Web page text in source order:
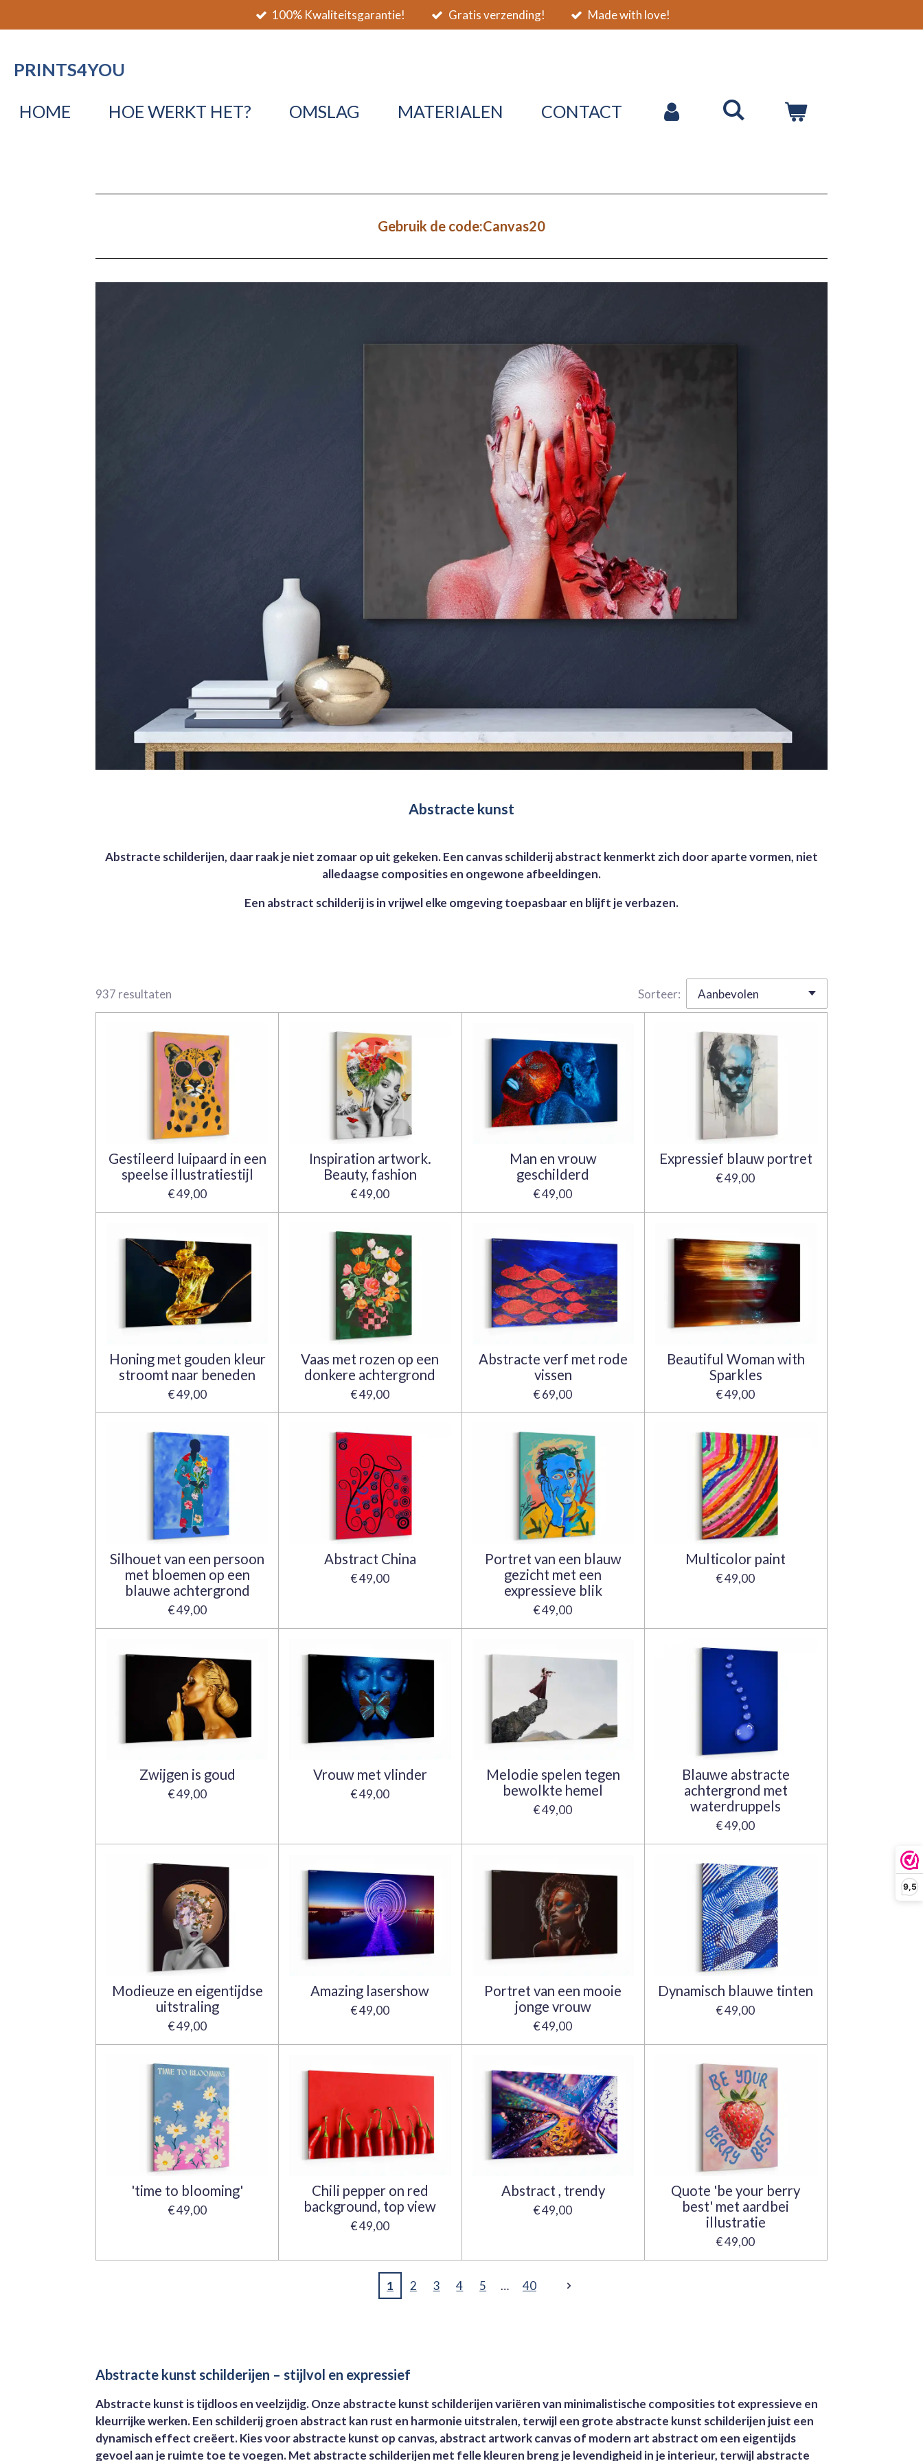
9,5
direct
de
100% Kwaliteitsgarantie! Gratis verzending! Made with love!
PRINTS4YOU
HOME HOE WERKT HET? OMSLAG MATERIALEN CONTACT
Gebruik de code:Canvas20
Abstracte kunst
Abstracte schilderijen, daar raak je niet zomaar op uit gekeken. Een canvas schilderij abstract kenmerkt zich door aparte vormen, niet
alledaagse composities en ongewone afbeeldingen.
Een abstract schilderij is in vrijwel elke omgeving toepasbaar en blijft je verbazen.
937 resultaten Sorteer:
Gestileerd luipaard in een
speelse illustratiestijl
€ 49,00
Inspiration artwork.
Beauty, fashion
€ 49,00
Man en vrouw
geschilderd
€ 49,00
Expressief blauw portret
€ 49,00
Honing met gouden kleur
stroomt naar beneden
€ 49,00
Vaas met rozen op een
donkere achtergrond
€ 49,00
Abstracte verf met rode
vissen
€ 69,00
Beautiful Woman with
Sparkles
€ 49,00
Silhouet van een persoon
met bloemen op een
blauwe achtergrond
€ 49,00
Abstract China
€ 49,00
Portret van een blauw
gezicht met een
expressieve blik
€ 49,00
Multicolor paint
€ 49,00
Zwijgen is goud
€ 49,00
Vrouw met vlinder
€ 49,00
Melodie spelen tegen
bewolkte hemel
€ 49,00
Blauwe abstracte
achtergrond met
waterdruppels
€ 49,00
Modieuze en eigentijdse
uitstraling
€ 49,00
Amazing lasershow
€ 49,00
Portret van een mooie
jonge vrouw
€ 49,00
Dynamisch blauwe tinten
€ 49,00
'time to blooming'
€ 49,00
Chili pepper on red
background, top view
€ 49,00
Abstract , trendy
€ 49,00
Quote 'be your berry
best' met aardbei
illustratie
€ 49,00
1 2 3 4 5 40
Abstracte kunst schilderijen – stijlvol en expressief
Abstracte kunst is tijdloos en veelzijdig. Onze abstracte kunst schilderijen variëren van minimalistische composities tot expressieve en
kleurrijke werken. Een schilderij groen abstract kan rust en harmonie uitstralen, terwijl een grote abstracte kunst schilderijen juist een
dynamisch effect creëert. Kies voor abstracte kunst op canvas, abstract artwork canvas of modern art abstract om een eigentijds
gevoel aan je ruimte toe te voegen. Met abstracte schilderijen met felle kleuren breng je levendigheid in je interieur, terwijl abstracte